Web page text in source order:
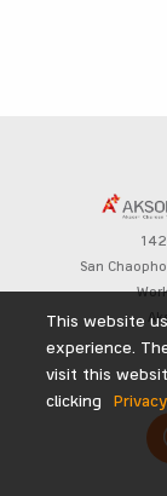
San
This website
experience.
visit this
clicking